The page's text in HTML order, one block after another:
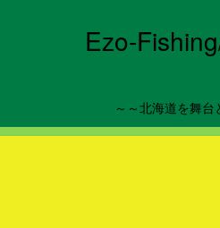
Ezo-
～～北海道を舞